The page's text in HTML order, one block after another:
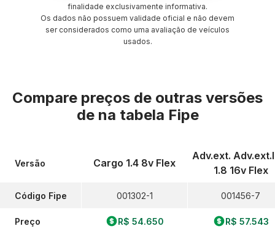
finalidade exclusivamente informativa.
Os dados não possuem validade oficial e não devem
ser considerados como uma avaliação de veículos
usados.
Compare preços de outras versões
de na tabela Fipe
Versão
Código Fipe
Preço
Cargo 1.4 8v Flex
001302-1
R$ 54.650
Adv.ext.
1.8 16v Flex
001456-7
R$ 57.543